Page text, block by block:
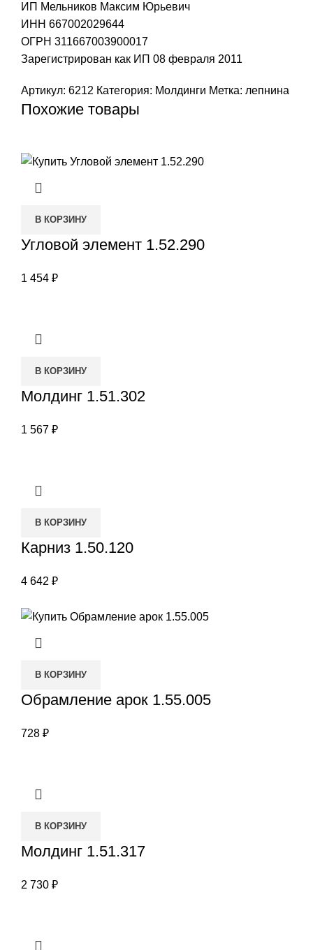
ИП Мельников Максим Юрьевич
ИНН 667002029644
ОГРН 311667003900017
Зарегистрирован как ИП 08 февраля 2011
Артикул: 6212 Категория: Молдинги Метка: лепнина
Похожие товары
В КОРЗИНУ
Угловой элемент 1.52.290
1 454 ₽
В КОРЗИНУ
Молдинг 1.51.302
1 567 ₽
В КОРЗИНУ
Карниз 1.50.120
4 642 ₽
В КОРЗИНУ
Обрамление арок 1.55.005
728 ₽
В КОРЗИНУ
Молдинг 1.51.317
2 730 ₽